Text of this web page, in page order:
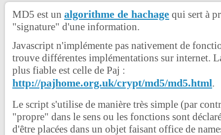
MD5 est un algorithme de hachage qui sert à
"signature" d'une information.
Javascript n'implémente pas nativement de
trouve différentes implémentations sur internet.
plus fiable est celle de Paj :
http://pajhome.org.uk/crypt/md5/md5.html.
Le script s'utilise de manière très simple (par
"propre" dans le sens ou les fonctions sont
d'être placées dans un objet faisant office de